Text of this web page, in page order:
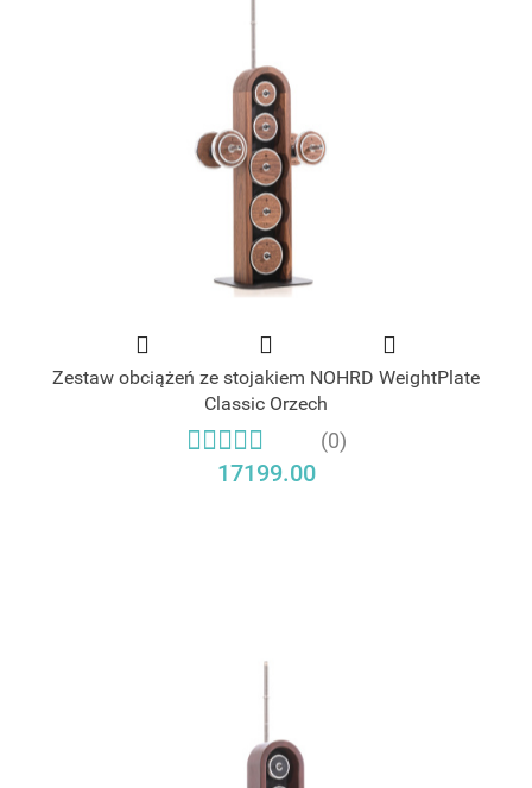
Zestaw obciążeń ze stojakiem NOHRD WeightPlate
Classic Orzech
(0)
17199.00